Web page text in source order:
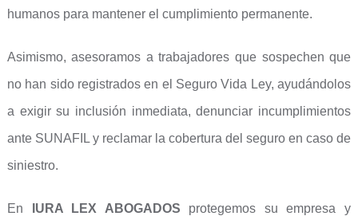
humanos para mantener el cumplimiento permanente.
Asimismo, asesoramos a trabajadores que sospechen que
no han sido registrados en el Seguro Vida Ley, ayudándolos
a exigir su inclusión inmediata, denunciar incumplimientos
ante SUNAFIL y reclamar la cobertura del seguro en caso de
siniestro.
En IURA LEX ABOGADOS protegemos su empresa y